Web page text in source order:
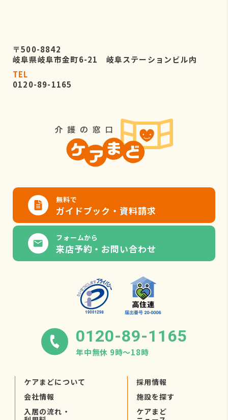
〒500-8842
岐阜県岐阜市金町6-21 岐阜ステーションビル内
TEL
0120-89-1165
無料で
ガイドブック・資料請求
フォームから
来店予約・お問い合わせ
0120-89-1165
年中無休 9時〜18時
ケアまどについて
会社情報
入居の流れ・
採用情報
施設を探す
ケアまど